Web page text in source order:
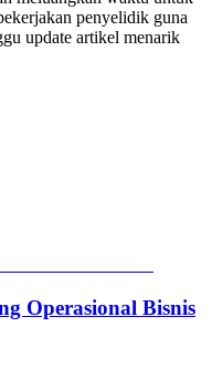
penyelidik guna
update artikel menarik
Operasional Bisnis